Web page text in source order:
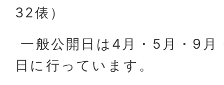
32俵）
一般公開日は4月・5月・9月
日に行っています。